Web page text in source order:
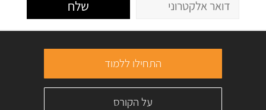
שלח
התחילו ללמוד
על הקורס